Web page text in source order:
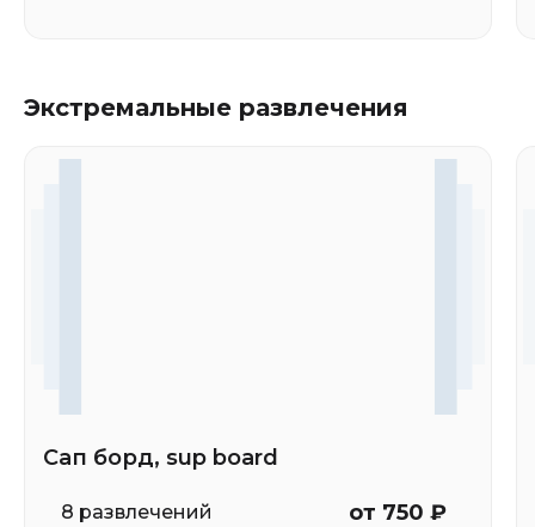
Экстремальные развлечения
Сап борд, sup board
8 развлечений от 750 ₽